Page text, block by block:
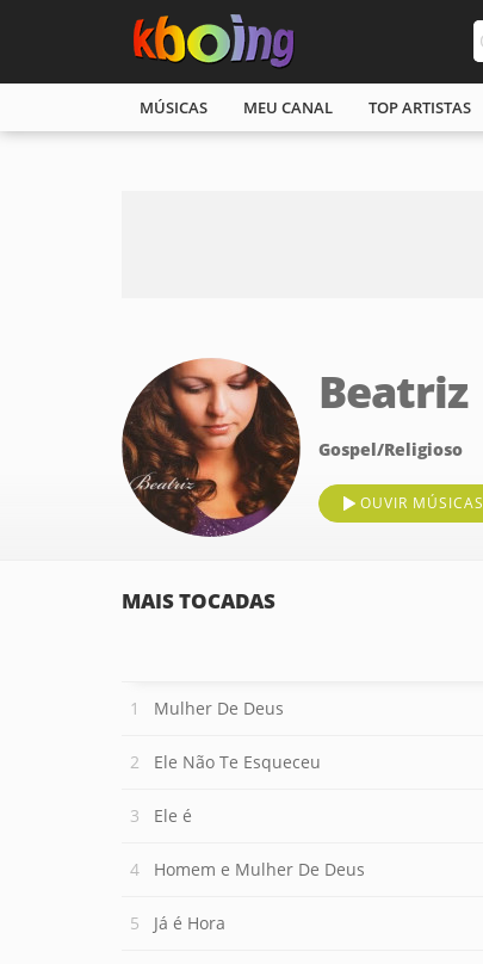
MÚSICAS MEU CANAL TOP ARTISTAS
Beatriz
Gospel/Religioso
OUVIR MÚSICAS
MAIS TOCADAS
Mulher De Deus
Ele Não Te Esqueceu
Ele é
Homem e Mulher De Deus
Já é Hora